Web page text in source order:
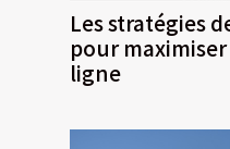
Les stratégies
pour
ligne